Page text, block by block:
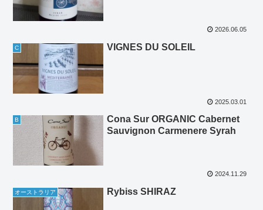
2026.06.05
C VIGNES DU SOLEIL
2025.03.01
B
Cona Sur ORGANIC Cabernet
Sauvignon Carmenere Syrah
2024.11.29
オーストラリア Rybiss SHIRAZ